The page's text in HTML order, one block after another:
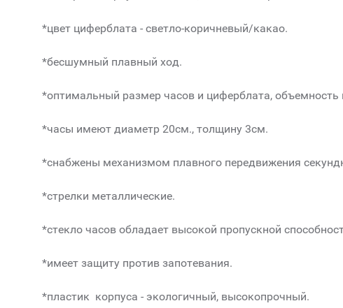
*цвет циферблата - светло-коричневый/какао.
*бесшумный плавный ход.
*оптимальный размер часов и циферблата,
*часы имеют диаметр 20см., толщину 3см.
*снабжены механизмом плавного передвижения
*стрелки металлические.
*стекло часов обладает высокой пропускной
*имеет защиту против запотевания.
*пластик корпуса - экологичный, высокопрочный.